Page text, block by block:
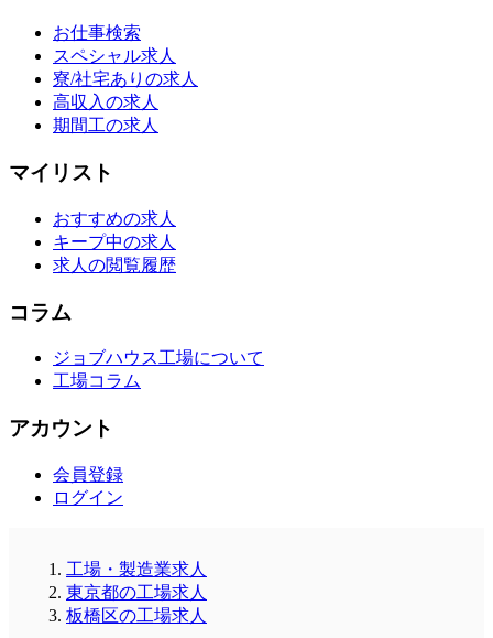
お仕事検索
スペシャル求人
寮/社宅ありの求人
高収入の求人
期間工の求人
マイリスト
おすすめの求人
キープ中の求人
求人の閲覧履歴
コラム
ジョブハウス工場について
工場コラム
アカウント
会員登録
ログイン
工場・製造業求人
東京都の工場求人
板橋区の工場求人